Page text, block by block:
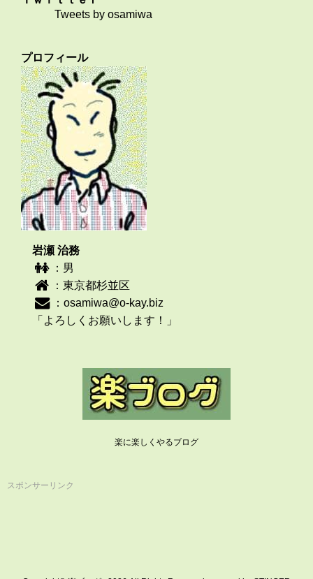
Tweets by osamiwa
プロフィール
岩瀬 治務
：男
：東京都杉並区
： osamiwa@o-kay.biz
「よろしくお願いします！」
楽に楽しくやるブログ
スポンサーリンク